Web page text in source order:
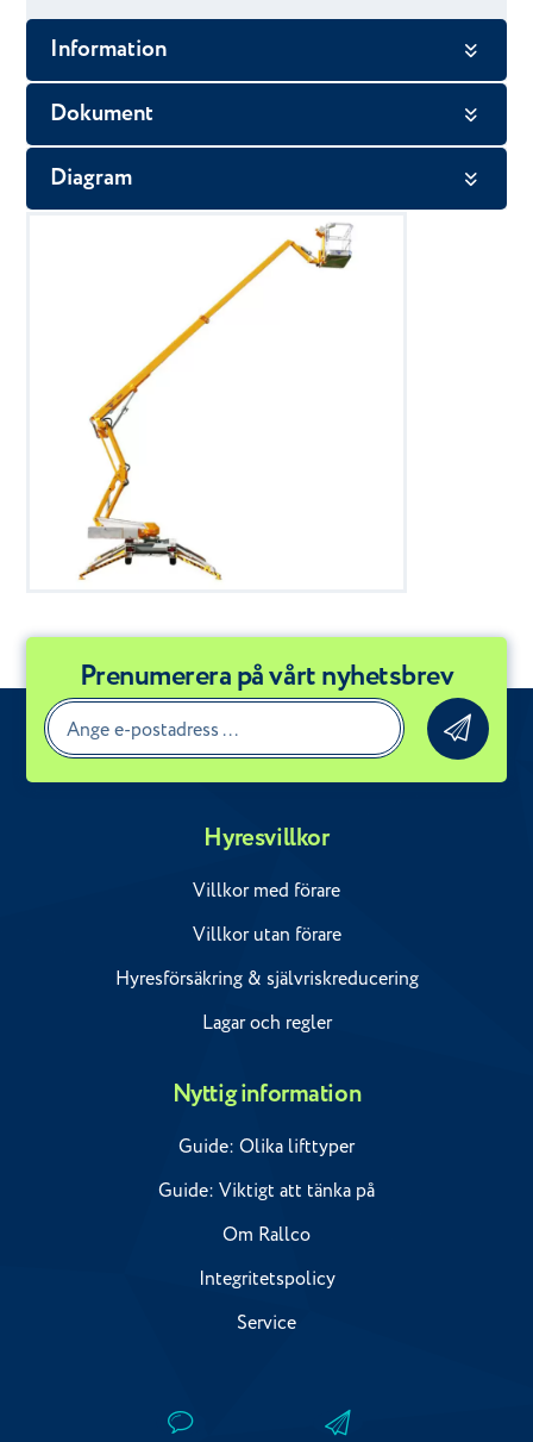
Information
Dokument
Diagram
Prenumerera på vårt nyhetsbrev
Hyresvillkor
Villkor med förare
Villkor utan förare
Hyresförsäkring & självriskreducering
Lagar och regler
Nyttig information
Guide: Olika lifttyper
Guide: Viktigt att tänka på
Om Rallco
Integritetspolicy
Service